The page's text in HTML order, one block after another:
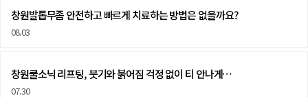
창원발톱무좀 안전하고 빠르게 치료하는 방법은 없을까요?
08.03
창원쿨소닉 리프팅, 붓기와 붉어짐 걱정 없이 티 안나게…
07.30